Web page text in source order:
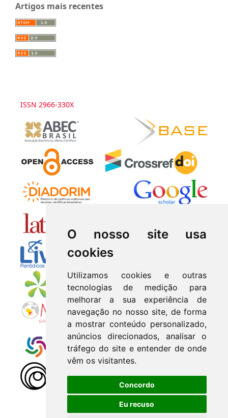
O nosso site usa
cookies
Utilizamos cookies e outras
tecnologias de medição para
melhorar a sua experiência de
navegação no nosso site, de forma
a mostrar conteúdo personalizado,
anúncios direcionados, analisar o
tráfego do site e entender de onde
vêm os visitantes.
Concordo
Eu recuso
Artigos mais recentes
ISSN 2966-330X